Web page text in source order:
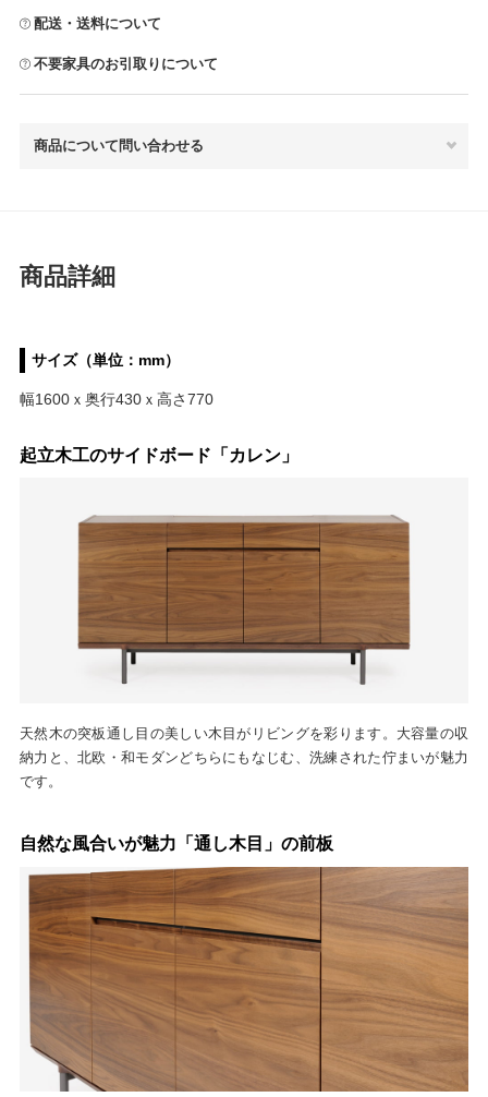
配送・送料について
不要家具のお引取りについて
商品について問い合わせる
商品詳細
サイズ（単位：mm）
幅1600ｘ奥行430ｘ高さ770
起立木工のサイドボード「カレン」
天然木の突板通し目の美しい木目がリビングを彩ります。大容量の収
納力と、北欧・和モダンどちらにもなじむ、洗練された佇まいが魅力
です。
自然な風合いが魅力「通し木目」の前板